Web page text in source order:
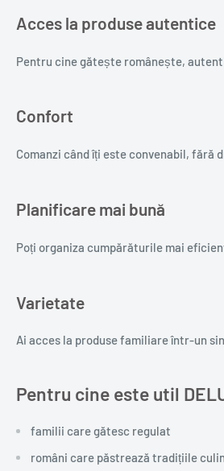
Acces la produse autentice
Pentru cine gătește românește,
Confort
Comanzi când îți este convenabil, fără
Planificare mai bună
Poți organiza cumpărăturile mai
Varietate
Ai acces la produse familiare într-un
Pentru cine este util
familii care gătesc regulat
români care păstrează tradițiile